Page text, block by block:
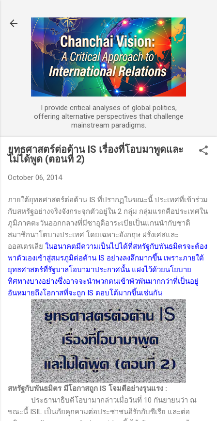
I provide critical analyses of global politics,
offering alternative perspectives that challenge
mainstream paradigms.
ยุทธศาสตร์ต่อต้าน IS เรื่องที่โอบมาพูดและ
ไม่ได้พูด (ตอนที่ 2)
October 06, 2014
ภายใต้ยุทธศาสตร์ต่อต้าน IS ที่ปรากฏในขณะนี้ ประเทศที่เข้าร่วม
กับสหรัฐอย่างจริงจังกระจุกตัวอยู่ใน 2 กลุ่ม กลุ่มแรกคือประเทศใน
ภูมิภาคตะวันออกกลางที่มีซาอุดิอาระเบียเป็นแกนนำกับชาติ
สมาชิกนาโตบางประเทศ โดยเฉพาะอังกฤษ ฝรั่งเศสและ
ออสเตรเลีย ในอนาคตมีความเป็นไปได้ที่สหรัฐกับพันธมิตรจะต้อง
พาตัวเองเข้าสู่สมรภูมิต่อต้าน IS อย่างลงลึกมากขึ้น เพราะภายใต้
ยุทธศาสตร์ที่รัฐบาลโอบามาประกาศนั้น แฝงไว้ด้วยนโยบาย
ทิศทางบางอย่างซึ่งอาจจะนำพวกตนเข้าพัวพันมากกว่าที่เป็นอยู่
อันหมายถึงโอกาสที่จะถูก IS ตอบโต้มากขึ้นเช่นกัน
สหรัฐกับพันธมิตร มีโอกาสถูก IS โจมตีอย่างรุนแรง :
ประธานาธิบดีโอบามากล่าวเมื่อวันที่ 10 กันยายนว่า ณ
ขณะนี้ ISIL เป็นภัยคุกคามต่อประชาชนอิรักกับซีเรีย และต่อ